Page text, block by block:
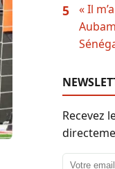
5
« Il
Recevez
Adresse